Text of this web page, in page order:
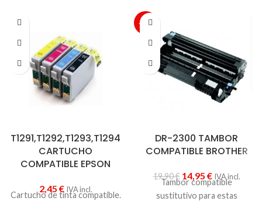
T1291,T1292,T1293,T1294
CARTUCHO
COMPATIBLE EPSON
2,45 € IVA incl.
Cartucho de tinta compatible.
-25%
DR-2300 TAMBOR
COMPATIBLE BROTHER
19,90€ 14,95 € IVA incl.
Tambor compatible
sustitutivo para estas